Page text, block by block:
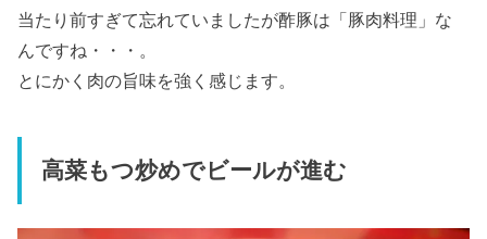
当たり前すぎて忘れていましたが酢豚は「豚肉料理」な
んですね・・・。
とにかく肉の旨味を強く感じます。
高菜もつ炒めでビールが進む